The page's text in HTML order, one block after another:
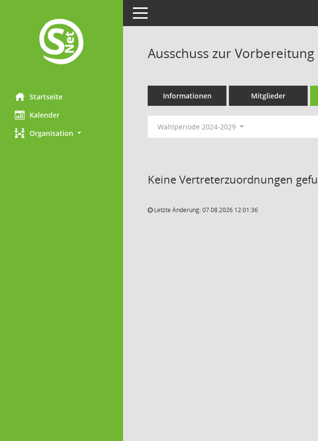
Startseite
Kalender
Organisation
Toggle navigation
Ausschuss zur
Informationen Mitglieder
Wahlperiode 2024-2029
Keine Vertreterzuordnungen
Letzte Änderung: 07.08.2026 12:01:36